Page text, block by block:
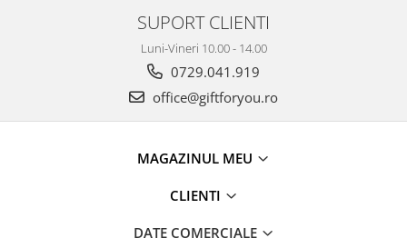
SUPORT CLIENTI
Luni-Vineri 10.00 - 14.00
0729.041.919
office@giftforyou.ro
MAGAZINUL MEU
CLIENTI
DATE COMERCIALE